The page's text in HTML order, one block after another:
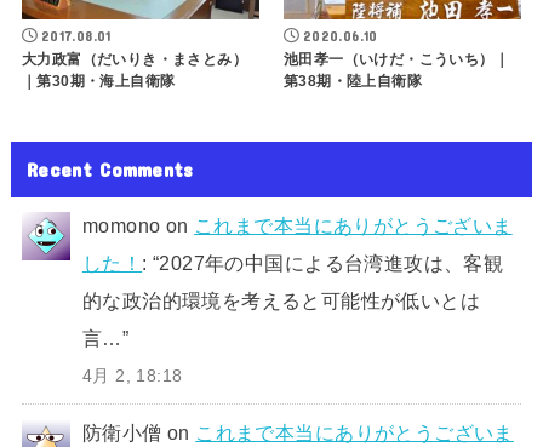
2017.08.01
大力政富（だいりき・まさとみ）
｜第30期・海上自衛隊
2020.06.10
池田孝一（いけだ・こういち）｜
第38期・陸上自衛隊
Recent Comments
momono on これまで本当にありがとうございま
した！ : “2027年の中国による台湾進攻は、客観
的な政治的環境を考えると可能性が低いとは
言…”
4月 2, 18:18
防衛小僧 on これまで本当にありがとうございま